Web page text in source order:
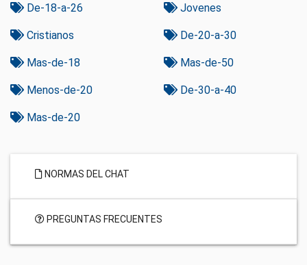
De-18-a-26 Jovenes
Cristianos De-20-a-30
Mas-de-18 Mas-de-50
Menos-de-20 De-30-a-40
Mas-de-20
NORMAS DEL CHAT
PREGUNTAS FRECUENTES